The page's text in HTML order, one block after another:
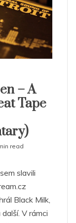
– A
Tape
read
slavili
Black Milk,
V rámci